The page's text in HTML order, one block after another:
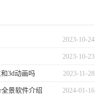
2023-10-24
2023-10-23
2023-11-28
3d动画吗
2024-01-16
景软件介绍